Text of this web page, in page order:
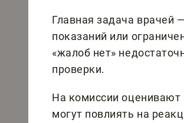
Главная задача врачей
показаний или
«жалоб нет»
проверки.
На комиссии оценивают
могут повлиять на